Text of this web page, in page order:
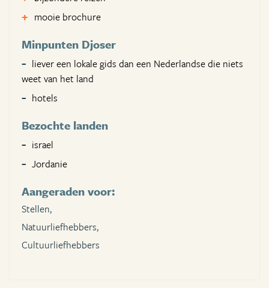
mooie brochure
Minpunten Djoser
liever een lokale gids dan een Nederlandse die niets
weet van het land
hotels
Bezochte landen
israel
Jordanie
Aangeraden voor:
Stellen,
Natuurliefhebbers,
Cultuurliefhebbers